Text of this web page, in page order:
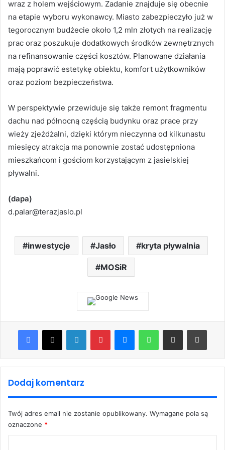
wraz z holem wejściowym. Zadanie znajduje się obecnie
na etapie wyboru wykonawcy. Miasto zabezpieczyło już w
tegorocznym budżecie około 1,2 mln złotych na realizację
prac oraz poszukuje dodatkowych środków zewnętrznych
na refinansowanie części kosztów. Planowane działania
mają poprawić estetykę obiektu, komfort użytkowników
oraz poziom bezpieczeństwa.
W perspektywie przewiduje się także remont fragmentu
dachu nad północną częścią budynku oraz prace przy
wieży zjeżdżalni, dzięki którym nieczynna od kilkunastu
miesięcy atrakcja ma ponownie zostać udostępniona
mieszkańcom i gościom korzystającym z jasielskiej
pływalni.
(dapa)
d.palar@terazjaslo.pl
inwestycje Jasło kryta pływalnia
MOSiR
Facebook
X LinkedInPinterestMessengerWhatsAppShare via Email Print
Dodaj komentarz
Twój adres email nie zostanie opublikowany. Wymagane pola są
oznaczone *